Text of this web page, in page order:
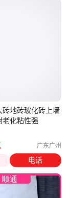
砖地砖玻化砖上墙
老化粘性强
广东广州
电话